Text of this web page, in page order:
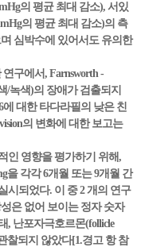
의 평균 최대 감소), 서있
의 평균 최대 감소)의 측
심박수에 있어서도 유의한
구에서, Farnsworth -
/녹색)의 장애가 검출되지
에 대한 타다라필의 낮은 친
의 변화에 대한 보고는
인 영향을 평가하기 위해,
을 각각 6개월 또는 9개월 간
시되었다. 이 중 2 개의 연구
은 없어 보이는 정자 숫자
, 난포자극호르몬(follicle
찰되지 않았다[1.경고 항 참